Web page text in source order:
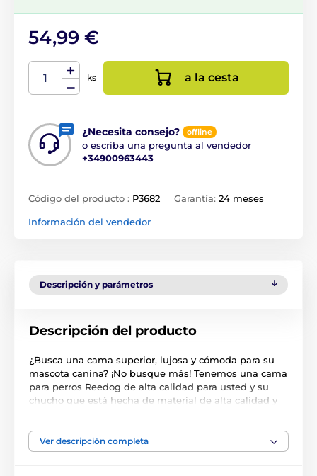
54,99 €
ks a la cesta
¿Necesita consejo? offline
o escriba una pregunta al vendedor
+34900963443
Código del producto : P3682 Garantía: 24 meses
Información del vendedor
Descripción y parámetros
Descripción del producto
¿Busca una cama superior, lujosa y cómoda para su
mascota canina? ¡No busque más! Tenemos una cama
para perros Reedog de alta calidad para usted y su
chucho que está hecha de material de alta calidad y
la cama para perros está hecho de un tubo, por lo que
evita que se tumbe demasiado y su perro estará
Ver descripción completa